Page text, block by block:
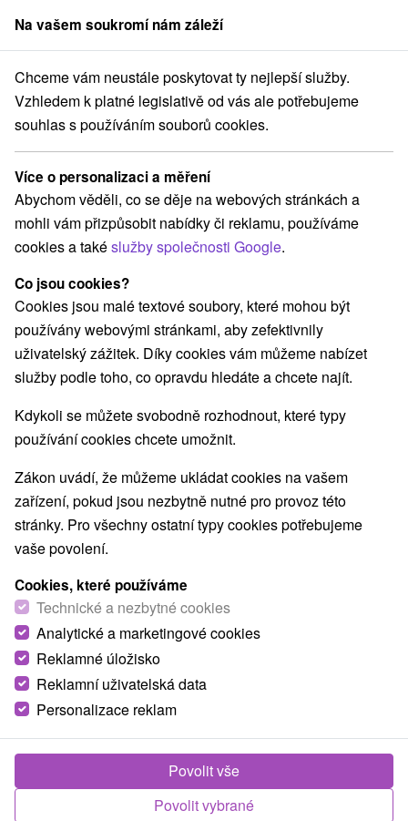
člen skupinySorger
Pobyty na Slovensku Víkendové pobyty
Víkendové pobyty
Kategorie
Všechny kategorie
Pobyty v akci(148)
Wellness pobyty(217) Víkendové pobyty
Romantické pobyty
Rodinné pobyty(149)
Vyberte lokalitu nebo termín
Nejprodávanější
1.
Domalenka TOPKA - SORGER EXCLUSIVE:
Piešťanský relax ve Wellness hotelu Park
Hotel Park★★★★
Relaxační pobyt s ubytováním a polopenzí,
neomezeným vstupem do krytého bazénu a vířivky,
2-hod. vstupem do saun a 1 procedurou v ceně.
Na vašem soukromí nám záleží
Chceme vám neustále poskytovat ty nejlepší služby.
Vzhledem k platné legislativě od vás ale potřebujeme
souhlas s používáním souborů cookies.
Více o personalizaci a měření
Abychom věděli, co se děje na webových stránkách a
mohli vám přizpůsobit nabídky či reklamu, používáme
cookies a takéslužby společnosti Google.
Co jsou cookies?
Cookies jsou malé textové soubory, které mohou být
používány webovými stránkami, aby zefektivnily
uživatelský zážitek. Díky cookies vám můžeme nabízet
služby podle toho, co opravdu hledáte a chcete najít.
Kdykoli se můžete svobodně rozhodnout, které typy
používání cookies chcete umožnit.
Zákon uvádí, že můžeme ukládat cookies na vašem
zařízení, pokud jsou nezbytně nutné pro provoz této
stránky. Pro všechny ostatní typy cookies potřebujeme
vaše povolení.
Cookies, které používáme
Technické a nezbytné cookies
Analytické a marketingové cookies
Reklamné úložisko
Reklamní uživatelská data
Personalizace reklam
Povolit vybrané
Povolit vše